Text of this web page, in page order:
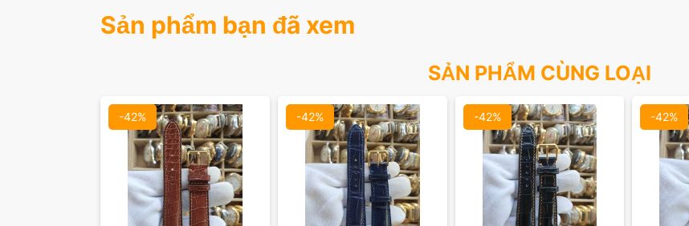
Sản phẩm bạn đã xem
SẢN PHẨM CÙNG LOẠI
-42% -42% -42% -42%